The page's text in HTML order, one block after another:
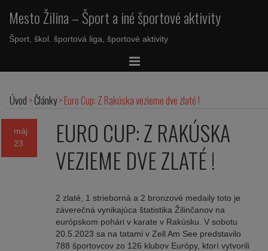
Mesto Žilina – Šport a iné športové aktivity
Šport, škol. športová liga, športové aktivity
Úvod >Články>Euro Cup: Z Rakúska vezieme dve zlaté !
máj
23
EURO CUP: Z RAKÚSKA
VEZIEME DVE ZLATÉ !
2 zlaté, 1 strieborná a 2 bronzové medaily toto je
záverečná vynikajúca štatistika Žilinčanov na
európskom pohári v karate v Rakúsku. V sobotu
20.5.2023 sa na tatami v Zell Am See predstavilo
788 športovcov zo 126 klubov Európy, ktorí vytvorili